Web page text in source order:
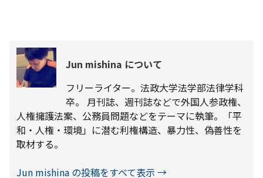
Jun mishina について
フリーライター。法政大学法学部法律学科
卒。 月刊誌、週刊誌などで外国人参政権、
人権擁護法案、公務員問題などをテーマに執筆。「平
和・人権・環境」に潜む利権構造、暴力性、偽善性を
取材する。
Jun mishina の投稿をすべて表示 →